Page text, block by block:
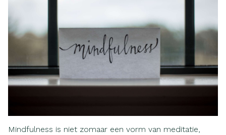
Mindfulness is niet zomaar een vorm van meditatie,